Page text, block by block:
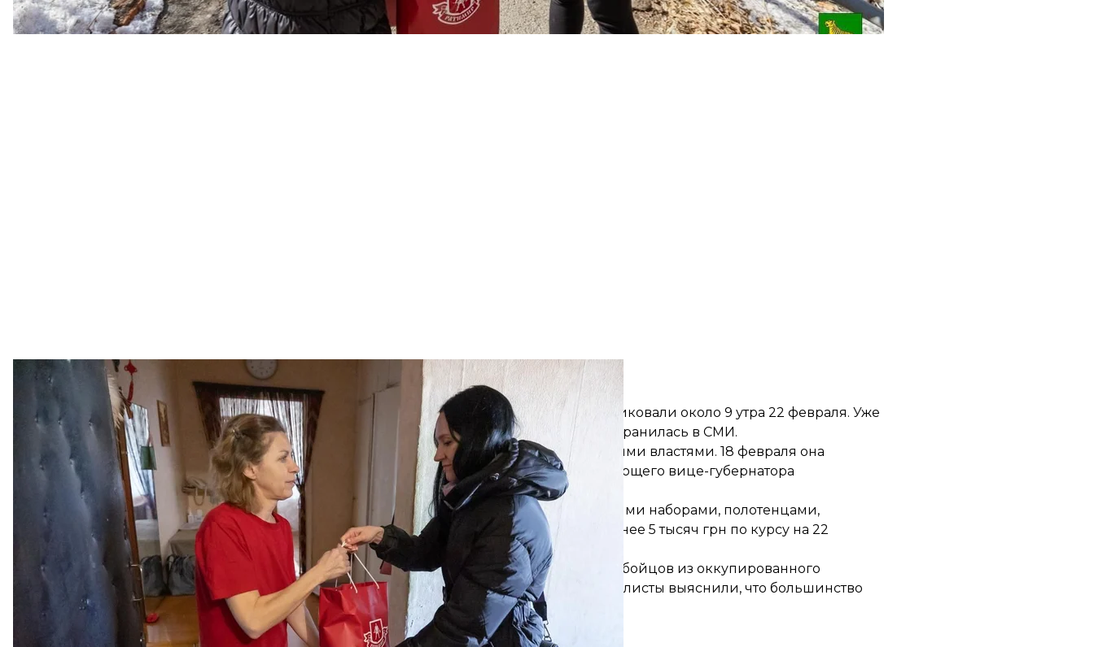
российским вдовам во Владивостоке подарили мясные продукты
«Администрация Владивостока» / Telegram&nbsp;&nbsp;
Сообщение о продуктовых наборах семьям уничтоженных в Украине оккупантов опубликовали около 9 утра 22 февраля. Уже
в 13:17 его удалили. Как отмечает Insider, произошло это после того, как новость распространилась в СМИ.
По данным издания, это не первый раз компания «Ратимир» сотрудничает с российскими властями. 18 февраля она
приняла участие в мероприятии, организованном клубом бывшего депутата и действующего вице-губернатора
Приморского края по комплексному развитию региона Константина Богданенко.
Другие регионы россии также «благодарили» семьи погибших оккупантов продуктовыми наборами, полотенцами,
медалями «Матери защитника Отечества» или просто выдавали по 10 тысяч рублей (менее 5 тысяч грн по курсу на 22
Напомним, российские пропагандисты также сообщали ораздаче шубдля жен убитых бойцов из оккупированного
Донбасса. Позже оказалось, что после записи видео часть шуб забрали обратно. А журналисты выяснили, что большинство
женщин из пропагандистского ролика — массовка.